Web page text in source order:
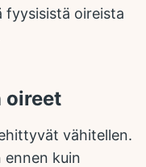
fyysisistä oireista
oireet
vähitellen.
ennen kuin